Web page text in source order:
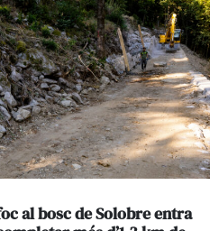
al bosc de Solobre entra